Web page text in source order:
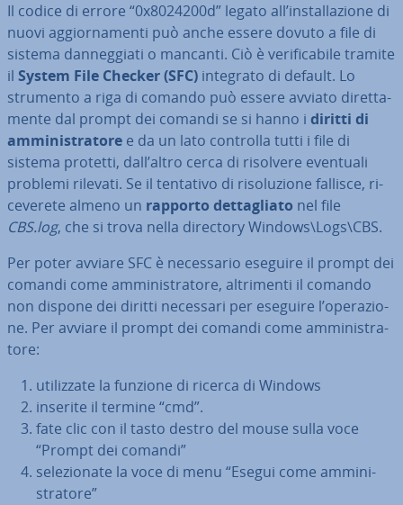
Il codice di errore “0x8024200d” legato all’in­stal­la­zio­ne di
nuovi ag­gior­na­men­ti può anche essere dovuto a file di
sistema dan­neg­gia­ti o mancanti. Ciò è ve­ri­fi­ca­bi­le tramite
il System File Checker (SFC) integrato di default. Lo
strumento a riga di comando può essere avviato di­ret­ta­
men­te dal prompt dei comandi se si hanno i diritti di
am­mi­ni­stra­to­re e da un lato controlla tutti i file di
sistema protetti, dall’altro cerca di risolvere eventuali
problemi rilevati. Se il tentativo di ri­so­lu­zio­ne fallisce, ri­
ce­ve­re­te almeno un rapporto det­ta­glia­to nel file
CBS.log, che si trova nella directory Windows\Logs\CBS.
Per poter avviare SFC è ne­ces­sa­rio eseguire il prompt dei
comandi come am­mi­ni­stra­to­re, al­tri­men­ti il comando
non dispone dei diritti necessari per eseguire l’ope­ra­zio­
ne. Per avviare il prompt dei comandi come am­mi­ni­stra­
to­re:
uti­liz­za­te la funzione di ricerca di Windows
inserite il termine “cmd”.
fate clic con il tasto destro del mouse sulla voce
“Prompt dei comandi”
se­le­zio­na­te la voce di menu “Esegui come am­mi­ni­
stra­to­re”